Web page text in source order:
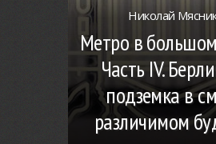
Николай
Метро в
Часть IV.
подземка в
различимом